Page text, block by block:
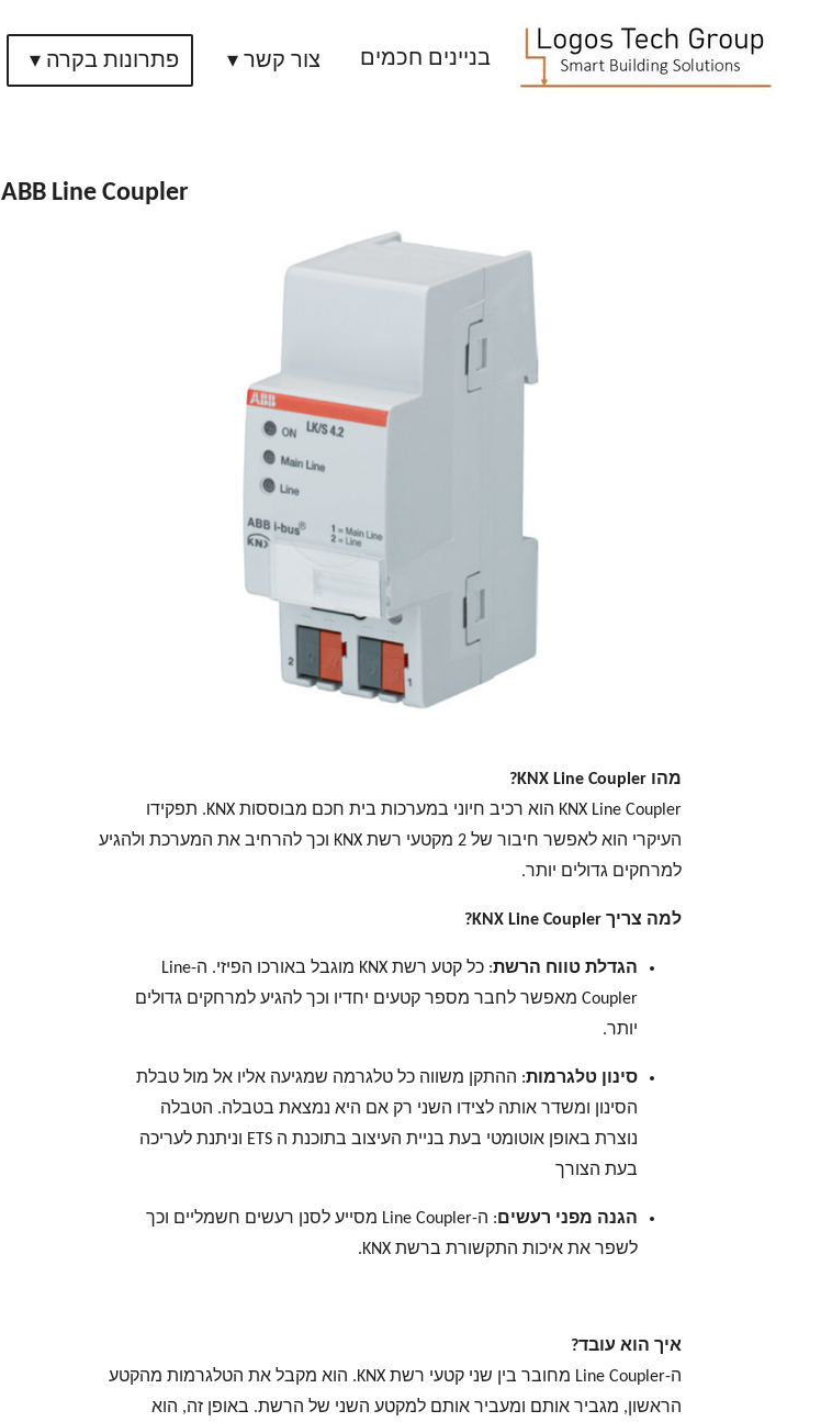
בניינים חכמים צור קשר פתרונות בקרה
ABB Line Coupler
מהו KNX Line Coupler?
KNX Line Coupler הוא רכיב חיוני במערכות בית חכם מבוססות KNX. תפקידו
העיקרי הוא לאפשר חיבור של 2 מקטעי רשת KNX וכך להרחיב את המערכת ולהגיע
למרחקים גדולים יותר.
למה צריך KNX Line Coupler?
הגדלת טווח הרשת
: כל קטע רשת KNX מוגבל באורכו הפיזי. ה-Line
Coupler מאפשר לחבר מספר קטעים יחדיו וכך להגיע למרחקים גדולים
יותר.
סינון טלגרמות: ההתקן משווה כל טלגרמה שמגיעה אליו אל מול טבלת
הסינון ומשדר אותה לצידו השני רק אם היא נמצאת בטבלה. הטבלה
נוצרת באופן אוטומטי בעת בניית העיצוב בתוכנת ה ETS וניתנת לעריכה
בעת הצורך
הגנה מפני רעשים
: ה-Line Coupler מסייע לסנן רעשים חשמליים וכך
לשפר את איכות התקשורת ברשת KNX.
איך הוא עובד?
ה-Line Coupler מחובר בין שני קטעי רשת KNX. הוא מקבל את הטלגרמות מהקטע
הראשון, מגביר אותם ומעביר אותם למקטע השני של הרשת. באופן זה, הוא